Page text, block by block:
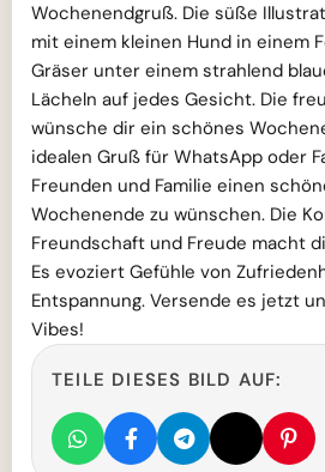
Wochenendgruß. Die süße
mit einem kleinen Hund in einem
Gräser unter einem strahlend
Lächeln auf jedes Gesicht. Die
wünsche dir ein schönes
idealen Gruß für WhatsApp oder
Freunden und Familie einen
Wochenende zu wünschen. Die
Freundschaft und Freude macht
Es evoziert Gefühle von
Entspannung. Versende es jetzt
Vibes!
TEILE DIESES BILD AUF: